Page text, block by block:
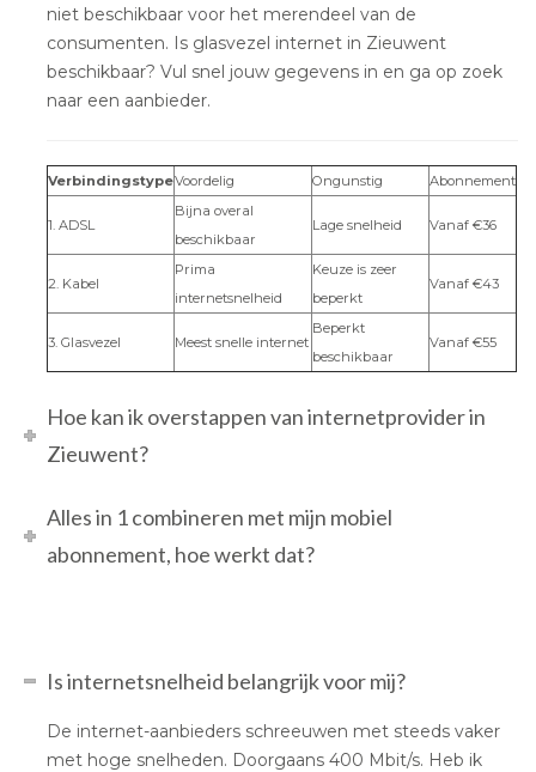
niet beschikbaar voor het merendeel van de
consumenten. Is glasvezel internet in Zieuwent
beschikbaar? Vul snel jouw gegevens in en ga op zoek
naar een aanbieder.
VerbindingstypeVoordelig Ongunstig Abonnement
1. ADSL
Bijna overal
beschikbaar
Lage snelheid Vanaf €36
2. Kabel
Prima
internetsnelheid
Keuze is zeer
beperkt
Vanaf €43
3. Glasvezel Meest snelle internet
Beperkt
beschikbaar
Vanaf €55
Hoe kan ik overstappen van internetprovider in
Zieuwent?
Alles in 1 combineren met mijn mobiel
abonnement, hoe werkt dat?
Is internetsnelheid belangrijk voor mij?
De internet-aanbieders schreeuwen met steeds vaker
met hoge snelheden. Doorgaans 400 Mbit/s. Heb ik